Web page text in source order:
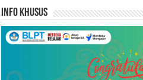
Info Khusus